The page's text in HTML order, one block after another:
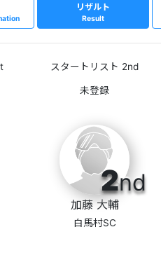
リザルト
Result
スタートリスト 2nd
2nd
加藤 大輔
白馬村SC